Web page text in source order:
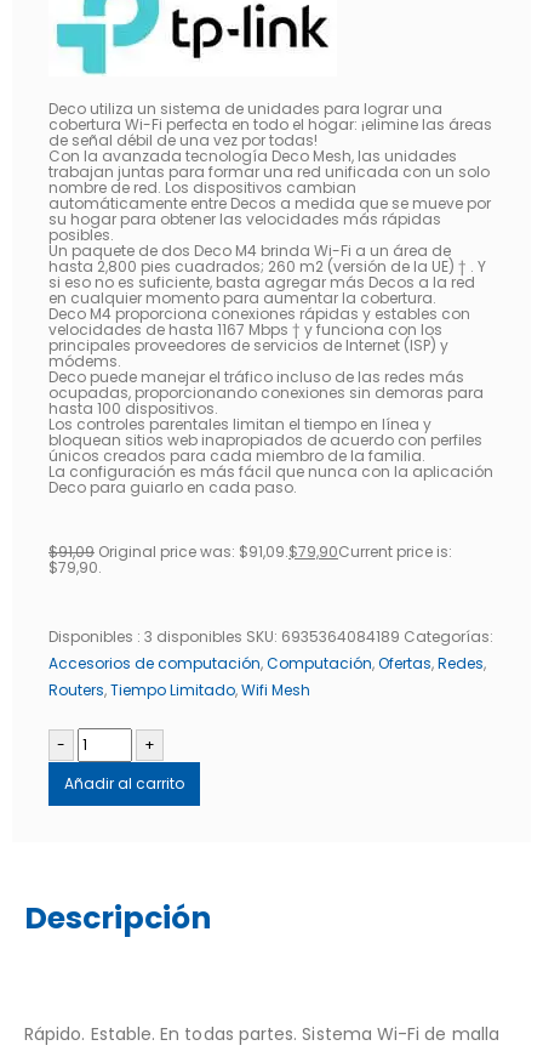
Deco utiliza un sistema de unidades para lograr una
cobertura Wi-Fi perfecta en todo el hogar: ¡elimine las áreas
de señal débil de una vez por todas!
Con la avanzada tecnología Deco Mesh, las unidades
trabajan juntas para formar una red unificada con un solo
nombre de red. Los dispositivos cambian
automáticamente entre Decos a medida que se mueve por
su hogar para obtener las velocidades más rápidas
posibles.
Un paquete de dos Deco M4 brinda Wi-Fi a un área de
hasta 2,800 pies cuadrados; 260 m2 (versión de la UE) † . Y
si eso no es suficiente, basta agregar más Decos a la red
en cualquier momento para aumentar la cobertura.
Deco M4 proporciona conexiones rápidas y estables con
velocidades de hasta 1167 Mbps † y funciona con los
principales proveedores de servicios de Internet (ISP) y
módems.
Deco puede manejar el tráfico incluso de las redes más
ocupadas, proporcionando conexiones sin demoras para
hasta 100 dispositivos.
Los controles parentales limitan el tiempo en línea y
bloquean sitios web inapropiados de acuerdo con perfiles
únicos creados para cada miembro de la familia.
La configuración es más fácil que nunca con la aplicación
Deco para guiarlo en cada paso.
$91,09 Original price was: $91,09.$79,90Current price is:
$79,90.
Disponibles : 3 disponibles SKU: 6935364084189 Categorías:
Accesorios de computación,Computación,Ofertas,Redes,
Routers,Tiempo Limitado,Wifi Mesh
-
+
Añadir al carrito
Descripción
Rápido. Estable. En todas partes. Sistema Wi-Fi de malla